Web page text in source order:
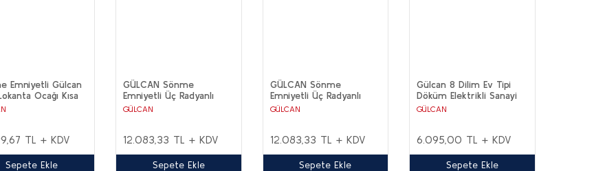
Emniyetli Gülcan
Ocağı Kısa
TL + KDV
Sepete Ekle
GÜLCAN Sönme
Emniyetli Üç Radyanlı
Döner Ocağı TÜPLÜ(LPG)
GÜLCAN
12.083,33 TL + KDV
Sepete Ekle
GÜLCAN Sönme
Emniyetli Üç Radyanlı
Döner Ocağı Doğalgazlı
GÜLCAN
12.083,33 TL + KDV
Sepete Ekle
Gülcan 8 Dilim Ev Tipi
Döküm Elektrikli Sanayi
Tipi Tost Makinası
GÜLCAN
6.095,00 TL + KDV
Sepete Ekle